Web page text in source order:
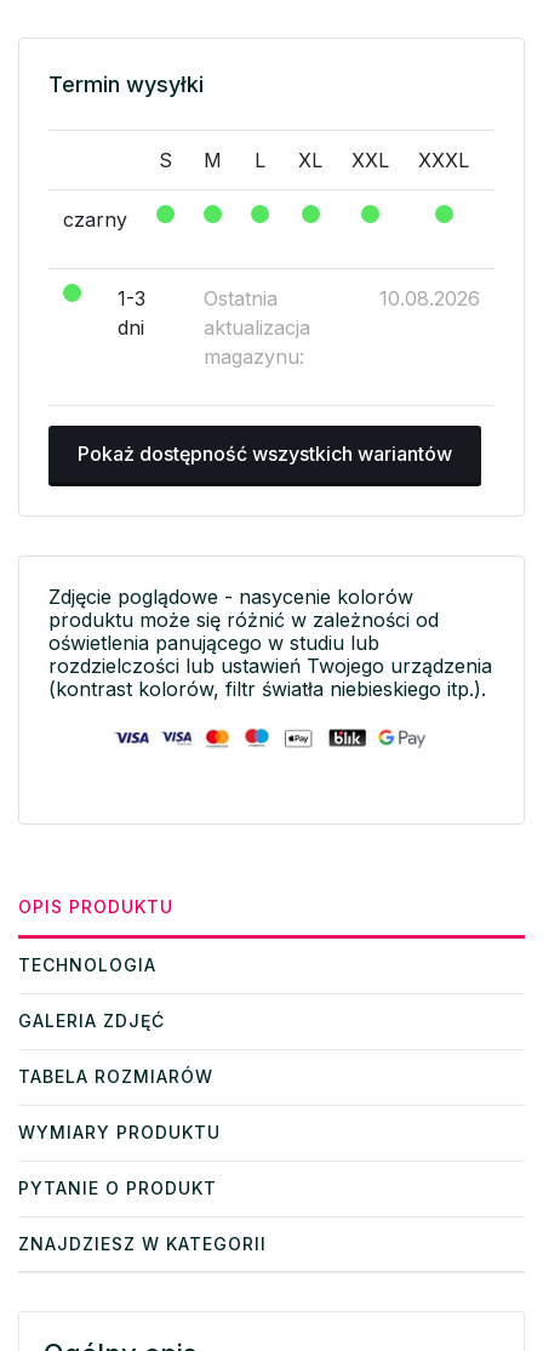
Termin wysyłki
S M L XL XXL XXXL
czarny
1-3
dni
Ostatnia
aktualizacja
magazynu:
10.08.2026
Pokaż dostępność wszystkich wariantów
Zdjęcie poglądowe - nasycenie kolorów
produktu może się różnić w zależności od
oświetlenia panującego w studiu lub
rozdzielczości lub ustawień Twojego urządzenia
(kontrast kolorów, filtr światła niebieskiego itp.).
OPIS PRODUKTU
TECHNOLOGIA
GALERIA ZDJĘĆ
TABELA ROZMIARÓW
WYMIARY PRODUKTU
PYTANIE O PRODUKT
ZNAJDZIESZ W KATEGORII